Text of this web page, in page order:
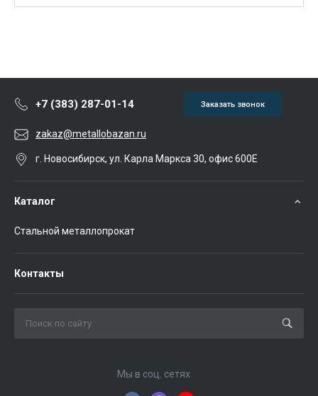
+7 (383) 287-01-14 Заказать звонок
zakaz@metallobazan.ru
г. Новосибирск, ул. Карла Маркса 30, офис 600Е
Каталог
Стальной металлопрокат
Контакты
Мы в соц. сетях